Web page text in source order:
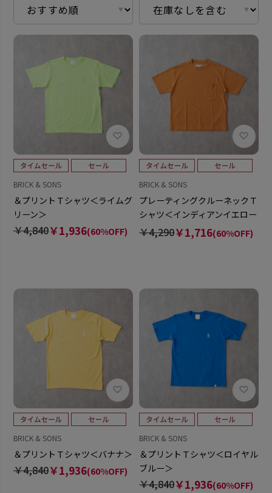
BRICK & SONS
＆プリントＴシャツ＜ライムグ
リーン＞
￥4,840￥1,936(60%OFF)
BRICK & SONS
プレーティングクルーネックＴ
シャツ＜インディアンイエロー
＞
￥4,290￥1,716(60%OFF)
BRICK & SONS
＆プリントＴシャツ＜バナナ＞
￥4,840￥1,936(60%OFF)
BRICK & SONS
＆プリントＴシャツ＜ロイヤル
ブルー＞
￥4,840￥1,936(60%OFF)